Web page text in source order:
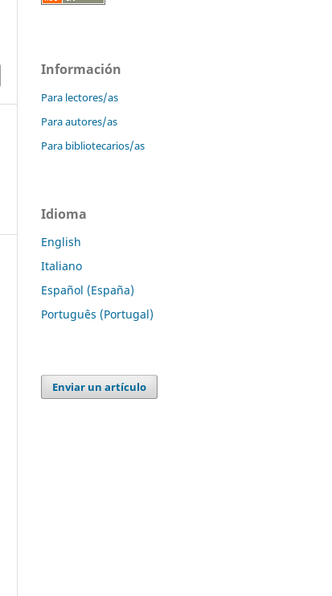
Información
Para lectores/as
Para autores/as
Para bibliotecarios/as
Idioma
English
Italiano
Español (España)
Português (Portugal)
Enviar un artículo